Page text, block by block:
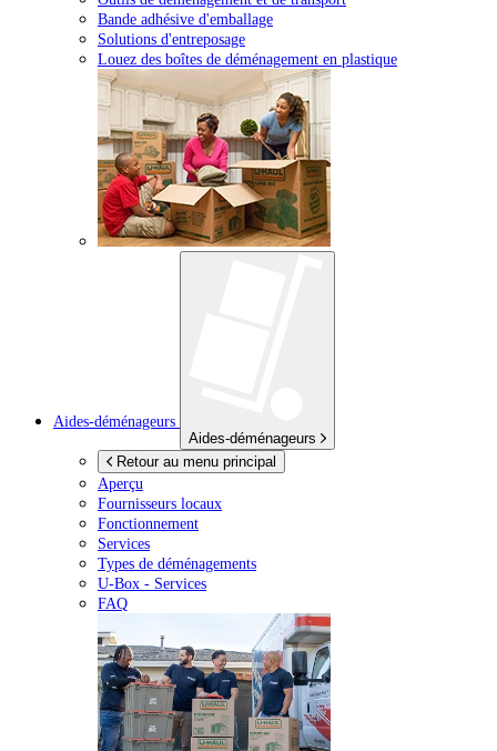
Bande adhésive d'emballage
Solutions d'entreposage
Louez des boîtes de déménagement en plastique
Aides-déménageurs
Aides-déménageurs
Retour au menu principal
Aperçu
Fournisseurs locaux
Fonctionnement
Services
Types de déménagements
U-Box - Services
FAQ